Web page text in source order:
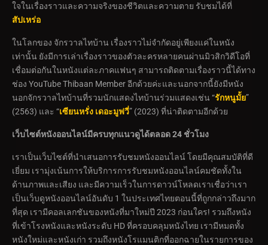
ใจในเรื่องราวและความจริงของชีวิตและความตาย รับชมได้ที่
สัปเหร่อ
ในโลกของ จักรวาลไทบ้าน เรื่องราวไม่จำกัดอยู่เพียงแค่ในหนัง
เท่านั้น ยังมีการเล่าเรื่องราวของตัวละครหลายคนผ่านมิวสิกวิดีโอที่
เชื่อมต่อกันในหนังแต่ละภาคแฟนๆ สามารถติดตามเรื่องราวนี้ได้ทาง
ช่อง YouTube Thibaan Member อีกด้วยค่ะและนอกจากนี้ยังมีหนัง
นอกจักรวาลไทบ้านที่รวมนักแสดงไทบ้านร่วมแสดงเช่น “รักหนูมั้ย”
(2563) และ “เซียนหรั่ง เดอะมูฟวี่” (2023) ที่น่าติดตามอีกด้วย
เว็บไซต์หนังออนไลน์มีครบทุกแนวดูได้ตลอด 24 ชั่วโมง
เราเป็นเว็บไซต์ที่นำเสนอการรับชมหนังออนไลน์ โดยมีคุณสมบัติที่ดี
เยี่ยม เรามุ่งเน้นการให้บริการการรับชมหนังออนไลน์คมชัดทั้งใน
ด้านภาพและเสียง และมีความเร็วในการดาวน์โหลดเราเชื่อว่าเรา
เป็นเว็บดูหนังออนไลน์อันดับ 1 ในประเทศไทยตอนนี้ที่ถูกกล่าวถึงมาก
ที่สุด เรามีคอลเลกชันของหนังที่มาใหม่ปี 2023 ก่อนใคร! รวมถึงหนัง
ที่เข้าโรงหนังและหนังระดับ HD ที่ครอบคลุมหนังไทย เรามีหมดทั้ง
หนังใหม่และหนังเก่า รวมถึงหนังโรแมนติกที่ออกฉายในรายการของ